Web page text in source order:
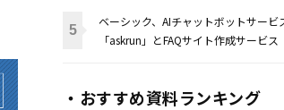
ベーシック、AIチャットボットサービ
「askrun」とFAQサイト作成サービス
・おすすめ資料ランキング